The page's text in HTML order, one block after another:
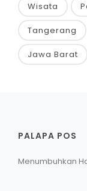
Wisata
Tangerang
Jawa Barat
PALAPA POS
Menumbuhkan